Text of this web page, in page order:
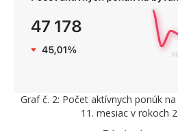
Graf č. 2: Počet aktívnych ponúk
11. mesiac v rokoch